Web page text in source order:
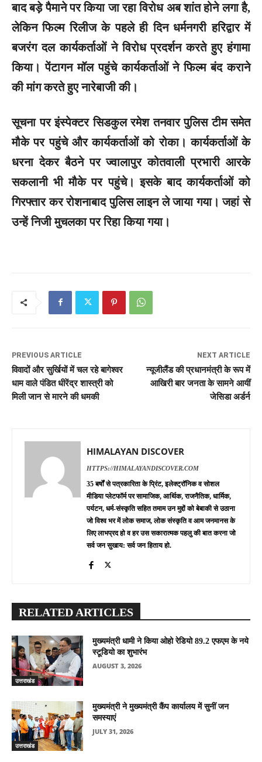
बाद बड़े पैमाने पर किया जा रहा विरोध अब शांत होने लगा है,
लेकिन फिल्म रिलीज के पहले ही दिन धर्मनगरी हरिद्वार में
बजरंग दल कार्यकर्ताओं ने विरोध प्रदर्शन करते हुए हंगामा
किया। पेंटागन मॉल पहुंचे कार्यकर्ताओं ने फिल्म बंद कराने
की मांग करते हुए नारेबाजी की।
सूचना पर इंस्पेक्टर सिडकुल रमेश तनवार पुलिस टीम समेत
मौके पर पहुंचे और कार्यकर्ताओं को रोका। कार्यकर्ताओं के
धरना देकर बैठने पर ज्वालापुर कोतवाली प्रभारी आरके
सकलानी भी मौके पर पहुंचे। इसके बाद कार्यकर्ताओं को
गिरफ्तार कर रोशनाबाद पुलिस लाइन ले जाया गया। जहां से
उन्हें निजी मुचलका पर रिहा किया गया।
PREVIOUS ARTICLE
विवादों और सुर्खियों में चल रहे बागेश्वर
धाम वाले पंडित धीरेंद्र शास्त्री को
मिली जान से मारने की धमकी
NEXT ARTICLE
न्यूजीलैंड की प्रधानमंत्री के रूप में
आखिरी बार जनता के सामने आयीं
जेसिडा अर्डर्न
HIMALAYAN DISCOVER
HTTPS://HIMALAYANDISCOVER.COM
35 बर्षों से पत्रकारिता के प्रिंट, इलेक्ट्रॉनिक व सोशल
मीडिया प्लेटफॉर्म पर सामाजिक, आर्थिक, राजनैतिक, धार्मिक,
पर्यटन, धर्म-संस्कृति सहित तमाम उन मुद्दों को बेबाकी से उठाना
जो विश्व भर में लोक समाज, लोक संस्कृति व आम जनमानस के
लिए लाभप्रद हो व हर उस सकारात्मक पहलु की बात करना जो
सर्व जन सुखाय: सर्व जन हिताय हो.
RELATED ARTICLES
उत्तराखंड
मुख्यमंत्री धामी ने किया ओहो रेडियो 89.2 एफएम के नये
स्टूडियो का शुभारंभ
AUGUST 3, 2026
उत्तराखंड
मुख्यमंत्री ने मुख्यमंत्री कैंप कार्यालय में सुनीं जन
समस्याएं
JULY 31, 2026